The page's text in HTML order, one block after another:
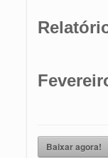
Baixar agora!